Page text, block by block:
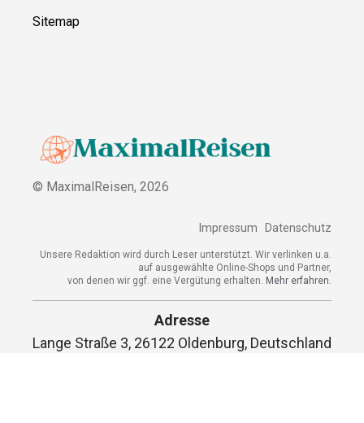
Sitemap
© MaximalReisen, 2026
Impressum Datenschutz
Unsere Redaktion wird durch Leser unterstützt. Wir verlinken u.a.
auf ausgewählte Online-Shops und Partner,
von denen wir ggf. eine Vergütung erhalten. Mehr erfahren.
Adresse
Lange Straße 3, 26122 Oldenburg, Deutschland